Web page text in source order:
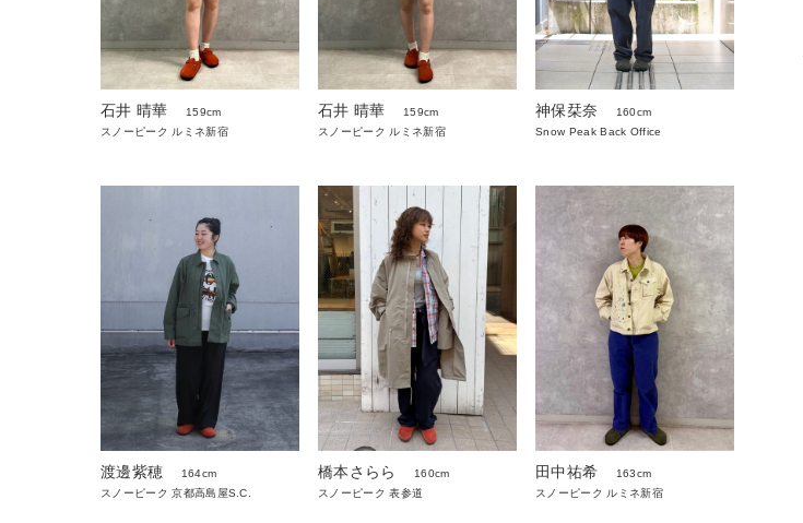
石井 晴華
159cm
スノーピーク ルミネ新宿
石井 晴華
159cm
スノーピーク ルミネ新宿
神保栞奈
160cm
Snow Peak Back Office
渡邊紫穂
164cm
スノーピーク 京都高島屋S.C.
橋本さらら
160cm
スノーピーク 表参道
田中祐希
163cm
スノーピーク ルミネ新宿